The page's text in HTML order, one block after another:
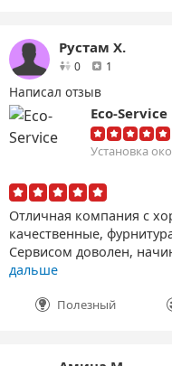
Рустам Х.
0друзей1
Написал отзыв
Eco-Service
Установка
Отличная компания с
качественные,
Сервисом доволен,
дальше
Полезный